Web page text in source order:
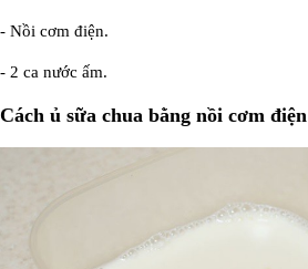
- Nồi cơm điện.
- 2 ca nước ấm.
Cách ủ sữa chua bằng nồi cơm điện